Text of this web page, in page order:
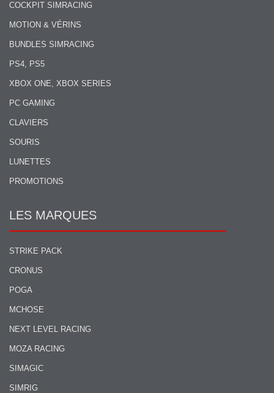
COCKPIT SIMRACING
MOTION & VÉRINS
BUNDLES SIMRACING
PS4, PS5
XBOX ONE, XBOX SERIES
PC GAMING
CLAVIERS
SOURIS
LUNETTES
PROMOTIONS
LES MARQUES
STRIKE PACK
CRONUS
POGA
MCHOSE
NEXT LEVEL RACING
MOZA RACING
SIMAGIC
SIMRIG